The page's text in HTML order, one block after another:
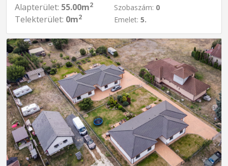
Alapterület: 55.00m2
Telekterület: 0m2
Szobaszám: 0
Emelet: 5.